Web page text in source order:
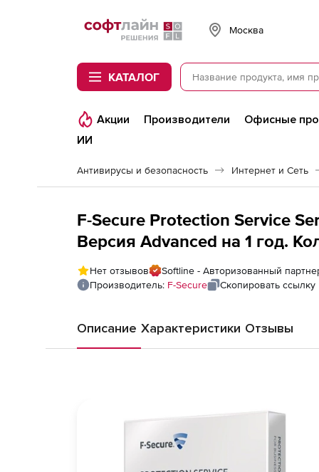
Softline
Москва
КАТАЛОГ
Акции Производители Офисные
ИИ
Антивирусы и безопасность Интернет и Сеть
F-Secure Protection Service
Версия Advanced на 1 год.
Нет отзывов
Softline - Авторизованный
Производитель: F-Secure Скопировать ссылку
Описание Характеристики Отзывы